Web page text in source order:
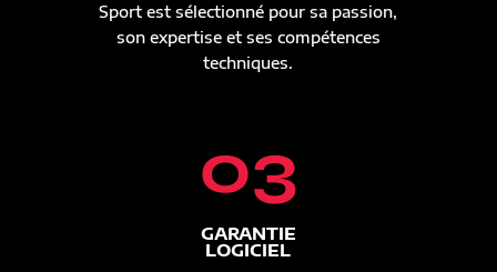
Sport est sélectionné pour sa passion,
son expertise et ses compétences
techniques.
03
GARANTIE
LOGICIEL